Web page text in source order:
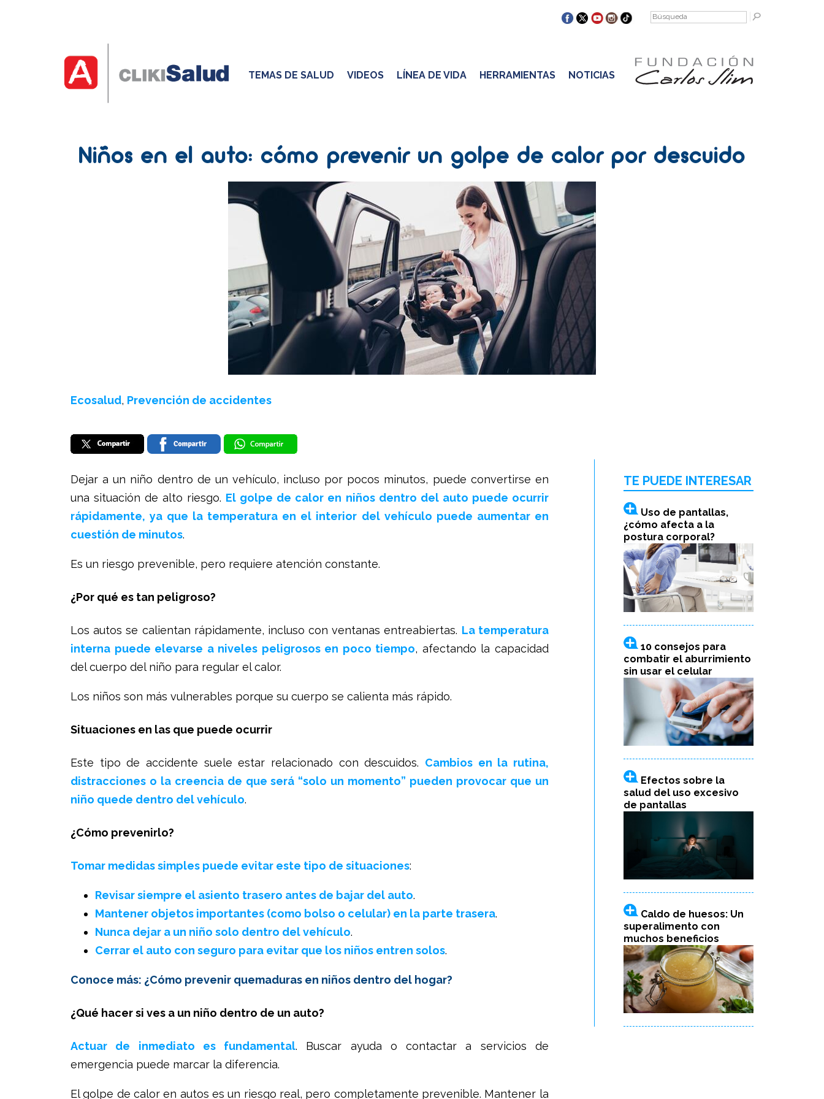
TEMAS DE SALUD VIDEOS LÍNEA DE VIDA HERRAMIENTAS NOTICIAS
Niños en el auto: cómo prevenir un golpe de calor por descuido
Ecosalud, Prevención de accidentes
Dejar a un niño dentro de un vehículo, incluso por pocos minutos, puede convertirse en
una situación de alto riesgo. El golpe de calor en niños dentro del auto puede ocurrir
rápidamente, ya que la temperatura en el interior del vehículo puede aumentar en
cuestión de minutos.
Es un riesgo prevenible, pero requiere atención constante.
¿Por qué es tan peligroso?
Los autos se calientan rápidamente, incluso con ventanas entreabiertas. La temperatura
interna puede elevarse a niveles peligrosos en poco tiempo, afectando la capacidad
del cuerpo del niño para regular el calor.
Los niños son más vulnerables porque su cuerpo se calienta más rápido.
Situaciones en las que puede ocurrir
Este tipo de accidente suele estar relacionado con descuidos. Cambios en la rutina,
distracciones o la creencia de que será “solo un momento” pueden provocar que un
niño quede dentro del vehículo.
¿Cómo prevenirlo?
Tomar medidas simples puede evitar este tipo de situaciones:
Revisar siempre el asiento trasero antes de bajar del auto.
Mantener objetos importantes (como bolso o celular) en la parte trasera.
Nunca dejar a un niño solo dentro del vehículo.
Cerrar el auto con seguro para evitar que los niños entren solos.
Conoce más: ¿Cómo prevenir quemaduras en niños dentro del hogar?
¿Qué hacer si ves a un niño dentro de un auto?
Actuar de inmediato es fundamental. Buscar ayuda o contactar a servicios de
emergencia puede marcar la diferencia.
El golpe de calor en autos es un riesgo real, pero completamente prevenible. Mantener la
TE PUEDE INTERESAR
Uso de pantallas,
¿cómo afecta a la
postura corporal?
10 consejos para
combatir el aburrimiento
sin usar el celular
Efectos sobre la
salud del uso excesivo
de pantallas
Caldo de huesos: Un
superalimento con
muchos beneficios